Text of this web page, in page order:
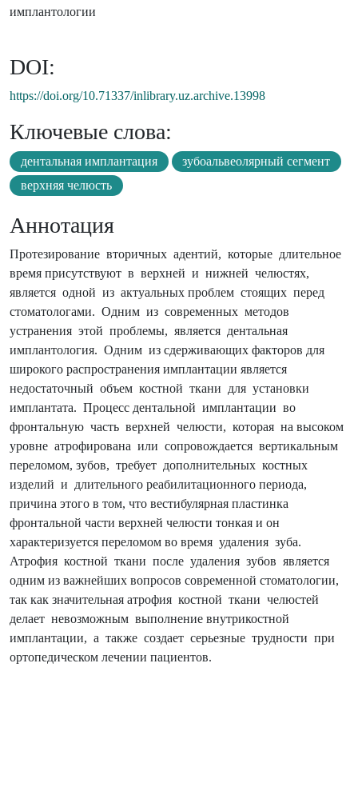
имплантологии
DOI:
https://doi.org/10.71337/inlibrary.uz.archive.13998
Ключевые слова:
дентальная имплантация
зубоальвеолярный сегмент
верхняя челюсть
Аннотация
Протезирование вторичных адентий, которые длительное
время присутствуют в верхней и нижней челюстях,
является одной из актуальных проблем стоящих перед
стоматологами. Одним из современных методов
устранения этой проблемы, является дентальная
имплантология. Одним из сдерживающих факторов для
широкого распространения имплантации является
недостаточный объем костной ткани для установки
имплантата. Процесс дентальной имплантации во
фронтальную часть верхней челюсти, которая на высоком
уровне атрофирована или сопровождается вертикальным
переломом, зубов, требует дополнительных костных
изделий и длительного реабилитационного периода,
причина этого в том, что вестибулярная пластинка
фронтальной части верхней челюсти тонкая и он
характеризуется переломом во время удаления зуба.
Атрофия костной ткани после удаления зубов является
одним из важнейших вопросов современной стоматологии,
так как значительная атрофия костной ткани челюстей
делает невозможным выполнение внутрикостной
имплантации, а также создает серьезные трудности при
ортопедическом лечении пациентов.